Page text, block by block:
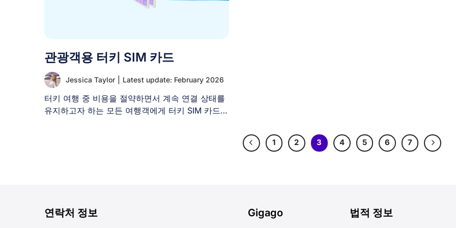
관광객용 터키 SIM 카드
Jessica Taylor Latest update: February 2026
터키 여행 중 비용을 절약하면서 계속 연결 상태를
유지하고자 하는 모든 여행객에게 터키 SIM 카드
1 2 3 4 5 6 7
연락처 정보 Gigago 법적 정보